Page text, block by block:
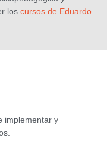
los cursos de Eduardo
implementar y